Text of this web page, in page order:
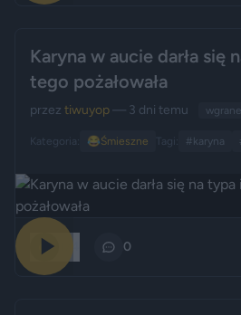
Karyna w aucie darła się
tego pożałowała
przez tiwuyop— 3 dni temu
Kategoria: 😂Śmieszne Tagi: #karyna
0